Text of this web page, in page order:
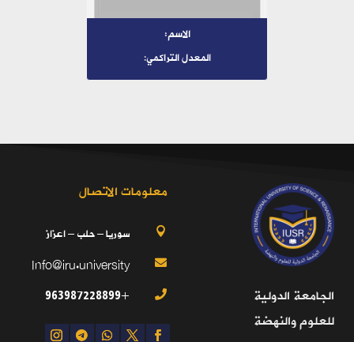
الاسم:
المعدل التراكمي:
الجامعة الدولية
للعلوم والنهضة
معلومات الاتصال
 سوريا – حلب – اعزاز

Info@iru.university

+963987228899